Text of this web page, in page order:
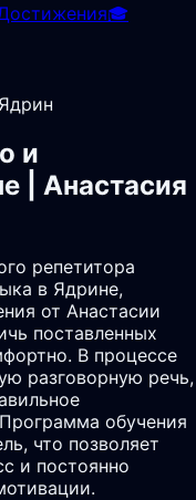
🎓
и
| Анастасия
репетитора
в Ядрине,
от Анастасии
поставленных
В процессе
разговорную речь,
обучения
что позволяет
и постоянно